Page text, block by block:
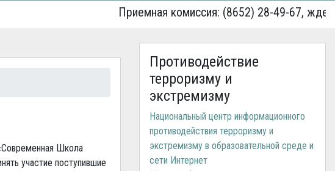
Приемная комиссия: (8652) 28-49-67, ждем Вас!
Школа
участие поступившие
Противодействие
терроризму и
экстремизму
Национальный центр информационного
противодействия терроризму и
экстремизму в образовательной среде и
сети Интернет